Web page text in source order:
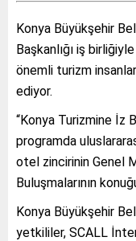
Konya Büyükşehir
Başkanlığı iş
önemli turizm
ediyor.
“Konya Turizmine İz
programda
otel zincirinin Genel
Buluşmalarının
Konya Büyükşehir
yetkililer, SCALL